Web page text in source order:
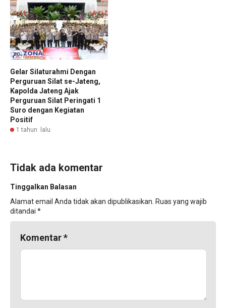
Gelar Silaturahmi Dengan
Perguruan Silat se-Jateng,
Kapolda Jateng Ajak
Perguruan Silat Peringati 1
Suro dengan Kegiatan
Positif
1 tahun lalu
Tidak ada komentar
Tinggalkan Balasan
Alamat email Anda tidak akan dipublikasikan. Ruas yang wajib
ditandai *
Komentar*